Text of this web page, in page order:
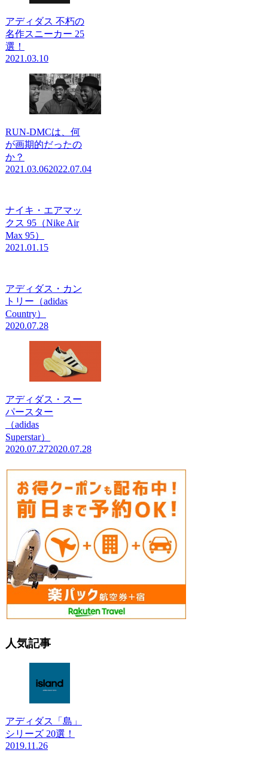
アディダス 不朽の
名作スニーカー 25
選！
2021.03.10
RUN-DMCは、何
が画期的だったの
か？
2021.03.062022.07.04
ナイキ・エアマッ
クス 95（Nike Air
Max 95）
2021.01.15
アディダス・カン
トリー（adidas
Country）
2020.07.28
アディダス・スー
パースター
（adidas
Superstar）
2020.07.272020.07.28
人気記事
アディダス「島」
シリーズ 20選！
2019.11.26